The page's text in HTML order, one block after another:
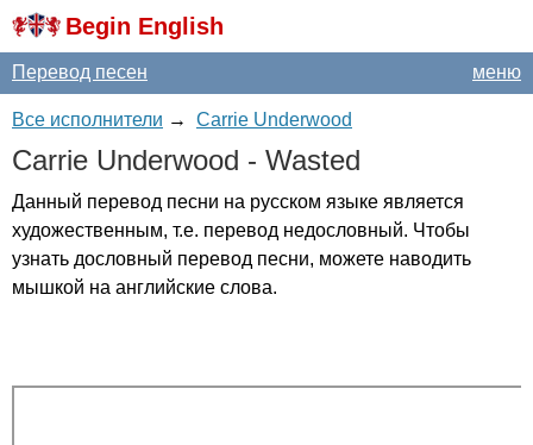
Begin English
меню
Перевод песен
Все исполнители → Carrie Underwood
Carrie Underwood - Wasted
Данный перевод песни на русском языке является
художественным, т.е. перевод недословный. Чтобы
узнать дословный перевод песни, можете наводить
мышкой на английские слова.